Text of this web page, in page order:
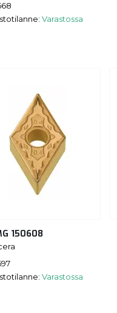
Varastossa
150608
Varastossa